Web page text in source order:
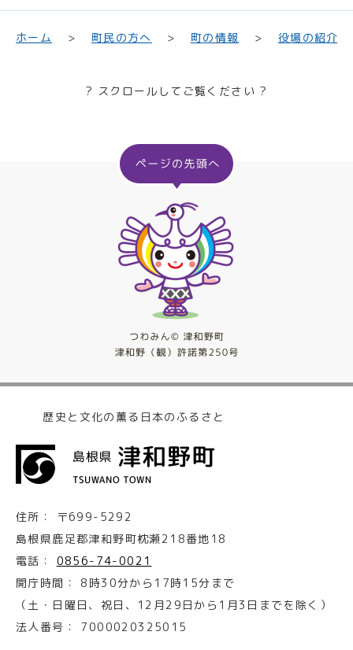
ホーム 町民の方へ 町の情報 役場の紹介
? スクロールしてご覧ください ?
歴史と文化の薫る日本のふるさと
住所：
〒699-5292
島根県鹿足郡津和野町枕瀬218番地18
電話：
0856-74-0021
開庁時間：
8時30分から17時15分まで
（土・日曜日、祝日、12月29日から1月3日までを除く）
法人番号：
7000020325015